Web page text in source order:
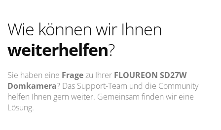
Wie können wir Ihnen
weiterhelfen?
Sie haben eine Fragezu Ihrer FLOUREON SD27W
Domkamera? Das Support-Team und die Community
helfen Ihnen gern weiter. Gemeinsam finden wir eine
Lösung.